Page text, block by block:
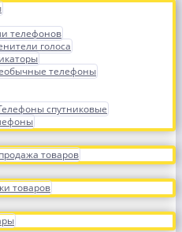
телефонов
голоса
телефоны
спутниковые
товаров
товаров